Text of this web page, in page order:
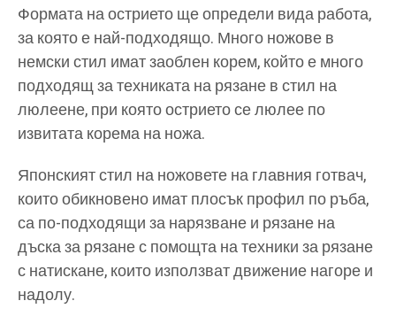
Формата на острието ще определи вида работа,
за която е най-подходящо. Много ножове в
немски стил имат заоблен корем, който е много
подходящ за техниката на рязане в стил на
люлеене, при която острието се люлее по
извитата корема на ножа.
Японският стил на ножовете на главния готвач,
които обикновено имат плосък профил по ръба,
са по-подходящи за нарязване и рязане на
дъска за рязане с помощта на техники за рязане
с натискане, които използват движение нагоре и
надолу.